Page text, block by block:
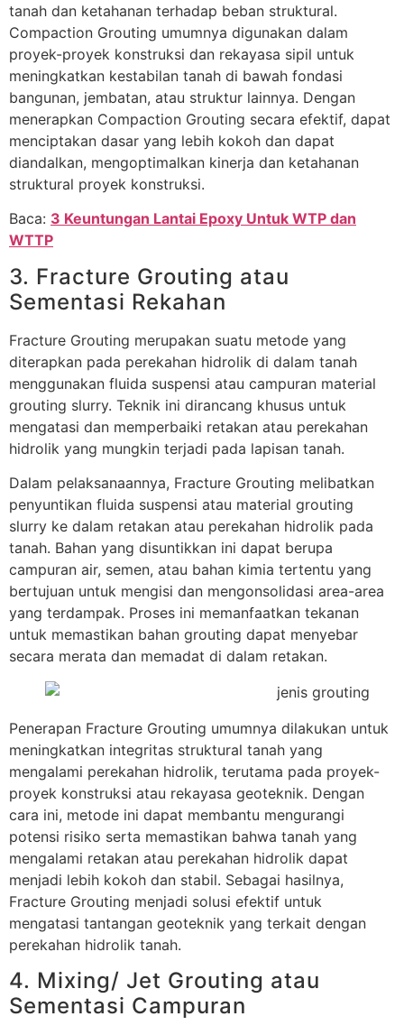
tanah dan ketahanan terhadap beban struktural.
Compaction Grouting umumnya digunakan dalam
proyek-proyek konstruksi dan rekayasa sipil untuk
meningkatkan kestabilan tanah di bawah fondasi
bangunan, jembatan, atau struktur lainnya. Dengan
menerapkan Compaction Grouting secara efektif, dapat
menciptakan dasar yang lebih kokoh dan dapat
diandalkan, mengoptimalkan kinerja dan ketahanan
struktural proyek konstruksi.
Baca: 3 Keuntungan Lantai Epoxy Untuk WTP dan
WTTP
3. Fracture Grouting atau
Sementasi Rekahan
Fracture Grouting merupakan suatu metode yang
diterapkan pada perekahan hidrolik di dalam tanah
menggunakan fluida suspensi atau campuran material
grouting slurry. Teknik ini dirancang khusus untuk
mengatasi dan memperbaiki retakan atau perekahan
hidrolik yang mungkin terjadi pada lapisan tanah.
Dalam pelaksanaannya, Fracture Grouting melibatkan
penyuntikan fluida suspensi atau material grouting
slurry ke dalam retakan atau perekahan hidrolik pada
tanah. Bahan yang disuntikkan ini dapat berupa
campuran air, semen, atau bahan kimia tertentu yang
bertujuan untuk mengisi dan mengonsolidasi area-area
yang terdampak. Proses ini memanfaatkan tekanan
untuk memastikan bahan grouting dapat menyebar
secara merata dan memadat di dalam retakan.
Penerapan Fracture Grouting umumnya dilakukan untuk
meningkatkan integritas struktural tanah yang
mengalami perekahan hidrolik, terutama pada proyek-
proyek konstruksi atau rekayasa geoteknik. Dengan
cara ini, metode ini dapat membantu mengurangi
potensi risiko serta memastikan bahwa tanah yang
mengalami retakan atau perekahan hidrolik dapat
menjadi lebih kokoh dan stabil. Sebagai hasilnya,
Fracture Grouting menjadi solusi efektif untuk
mengatasi tantangan geoteknik yang terkait dengan
perekahan hidrolik tanah.
4. Mixing/ Jet Grouting atau
Sementasi Campuran